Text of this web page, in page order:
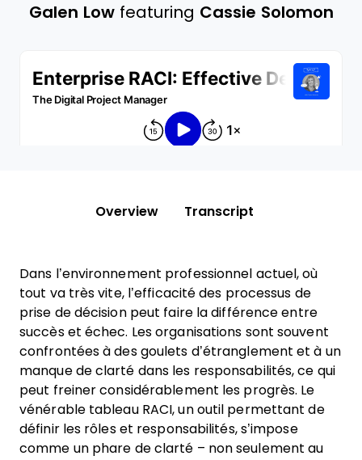
Galen Lowfeaturing Cassie Solomon
Overview Transcript
Dans l’environnement professionnel actuel, où
tout va très vite, l’efficacité des processus de
prise de décision peut faire la différence entre
succès et échec. Les organisations sont souvent
confrontées à des goulets d’étranglement et à un
manque de clarté dans les responsabilités, ce qui
peut freiner considérablement les progrès. Le
vénérable tableau RACI, un outil permettant de
définir les rôles et responsabilités, s’impose
comme un phare de clarté – non seulement au